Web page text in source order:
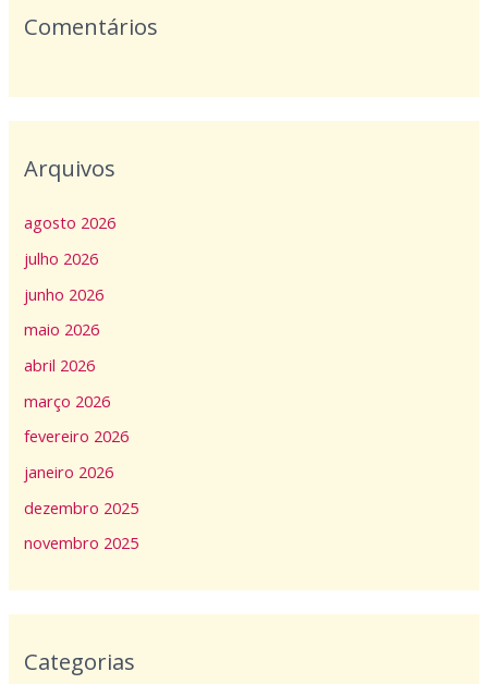
Comentários
Arquivos
agosto 2026
julho 2026
junho 2026
maio 2026
abril 2026
março 2026
fevereiro 2026
janeiro 2026
dezembro 2025
novembro 2025
Categorias